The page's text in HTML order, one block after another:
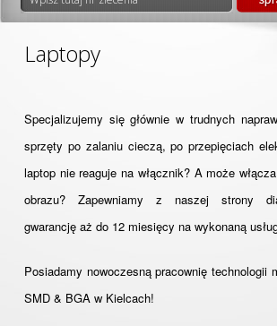
Laptopy
Specjalizujemy się głównie w trudnych
sprzęty po zalaniu cieczą, po przepięciach
laptop nie reaguje na włącznik? A może
obrazu? Zapewniamy z naszej strony
gwarancję aż do 12 miesięcy na wykonaną
Posiadamy nowoczesną pracownię technologii
SMD & BGA w Kielcach!